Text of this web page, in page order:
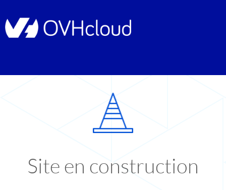
Site en construction